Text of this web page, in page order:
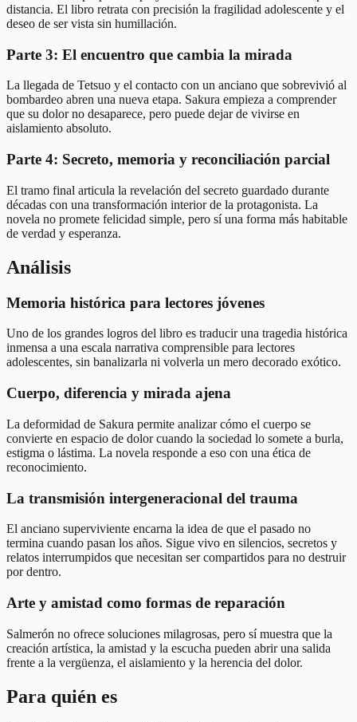
distancia. El libro retrata con precisión la fragilidad adolescente y el
deseo de ser vista sin humillación.
Parte 3: El encuentro que cambia la mirada
La llegada de Tetsuo y el contacto con un anciano que sobrevivió al
bombardeo abren una nueva etapa. Sakura empieza a comprender
que su dolor no desaparece, pero puede dejar de vivirse en
aislamiento absoluto.
Parte 4: Secreto, memoria y reconciliación parcial
El tramo final articula la revelación del secreto guardado durante
décadas con una transformación interior de la protagonista. La
novela no promete felicidad simple, pero sí una forma más habitable
de verdad y esperanza.
Análisis
Memoria histórica para lectores jóvenes
Uno de los grandes logros del libro es traducir una tragedia histórica
inmensa a una escala narrativa comprensible para lectores
adolescentes, sin banalizarla ni volverla un mero decorado exótico.
Cuerpo, diferencia y mirada ajena
La deformidad de Sakura permite analizar cómo el cuerpo se
convierte en espacio de dolor cuando la sociedad lo somete a burla,
estigma o lástima. La novela responde a eso con una ética de
reconocimiento.
La transmisión intergeneracional del trauma
El anciano superviviente encarna la idea de que el pasado no
termina cuando pasan los años. Sigue vivo en silencios, secretos y
relatos interrumpidos que necesitan ser compartidos para no destruir
por dentro.
Arte y amistad como formas de reparación
Salmerón no ofrece soluciones milagrosas, pero sí muestra que la
creación artística, la amistad y la escucha pueden abrir una salida
frente a la vergüenza, el aislamiento y la herencia del dolor.
Para quién es